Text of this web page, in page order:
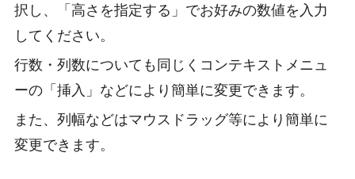
択し、「高さを指定する」でお好みの数値を入力
してください。
行数・列数についても同じくコンテキストメニュ
ーの「挿入」などにより簡単に変更できます。
また、列幅などはマウスドラッグ等により簡単に
変更できます。